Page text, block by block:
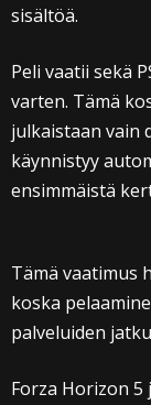
sisältöä.
Peli vaatii sekä
varten. Tämä
julkaistaan vain
käynnistyy
ensimmäistä
Tämä vaatimus
koska
palveluiden
Forza Horizon